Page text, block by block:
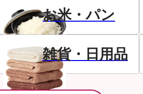
お米・パン
雑貨・日用品